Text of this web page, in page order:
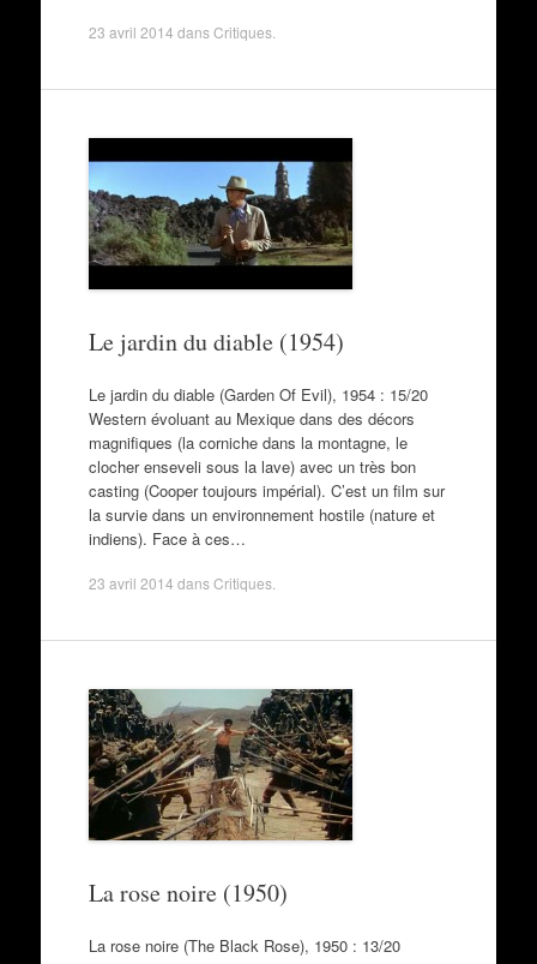
23 avril 2014 dansCritiques.
Le jardin du diable (1954)
Le jardin du diable (Garden Of Evil), 1954 : 15/20
Western évoluant au Mexique dans des décors
magnifiques (la corniche dans la montagne, le
clocher enseveli sous la lave) avec un très bon
casting (Cooper toujours impérial). C’est un film sur
la survie dans un environnement hostile (nature et
indiens). Face à ces…
23 avril 2014 dansCritiques.
La rose noire (1950)
La rose noire (The Black Rose), 1950 : 13/20